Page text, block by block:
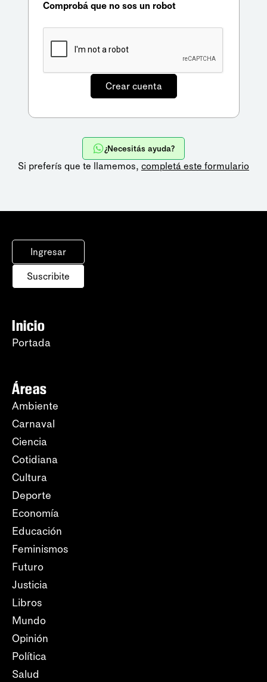
Comprobá que no sos un robot
¿Necesitás ayuda?
Si preferís que te llamemos, completá este formulario
Ingresar
Suscribite
Inicio
Portada
Áreas
Ambiente
Carnaval
Ciencia
Cotidiana
Cultura
Deporte
Economía
Educación
Feminismos
Futuro
Justicia
Libros
Mundo
Opinión
Política
Salud